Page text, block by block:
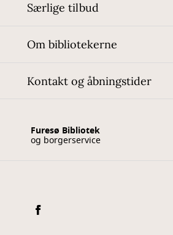
Særlige tilbud
Om bibliotekerne
Kontakt og åbningstider
Furesø Bibliotek
og borgerservice